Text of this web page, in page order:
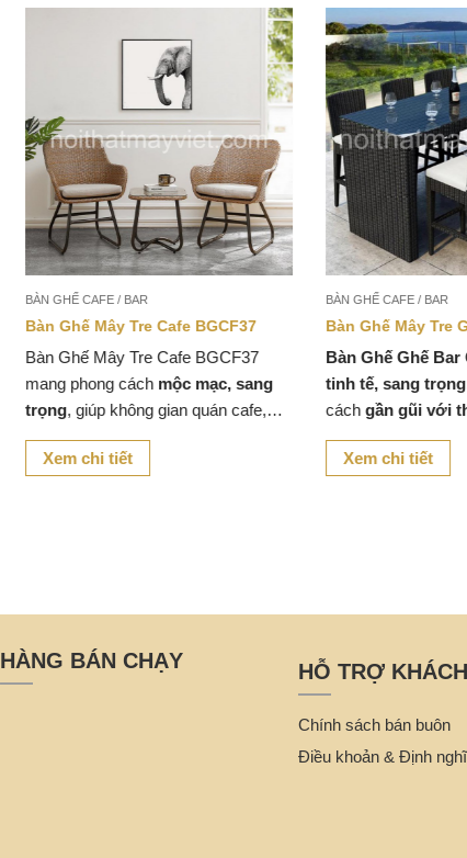
BÀN GHẾ CAFE / BAR
Bàn Ghế Mây Tre Cafe BGCF37
Bàn Ghế Mây Tre Cafe BGCF37
mang phong cáchmộc mạc, sang
trọng, giúp không gian quán cafe,
nhà hàng hay góc thư giãn trở nên
gần gũi với thiên nhiên
Xem chi tiết
BÀN GHẾ CAFE / BAR
Bàn Ghế Mây Tre
Bàn Ghế Ghế Bar
tinh tế, sang trọng,
cáchgần gũi với
vẫn đảm bảo tính hiện
Xem chi tiết
HÀNG BÁN CHẠY HỖ TRỢ
Chính sách bán buôn
Điều khoản & Định